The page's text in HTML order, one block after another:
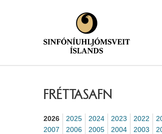
FRÉTTASAFN
2026 2025 2024 2023 2022
2007
2006 2005 2004 2003